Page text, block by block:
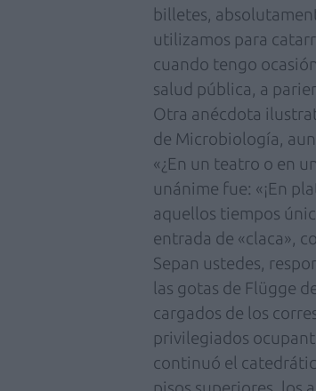
billetes,
utilizamos para
cuando tengo
salud pública, a
Otra anécdota
de Microbiología,
«¿En un teatro o en
unánime fue: «¡En
aquellos tiempos
entrada de «claca»,
Sepan ustedes,
las gotas de Flügge
cargados de los
privilegiados
continuó el
pisos superiores, los